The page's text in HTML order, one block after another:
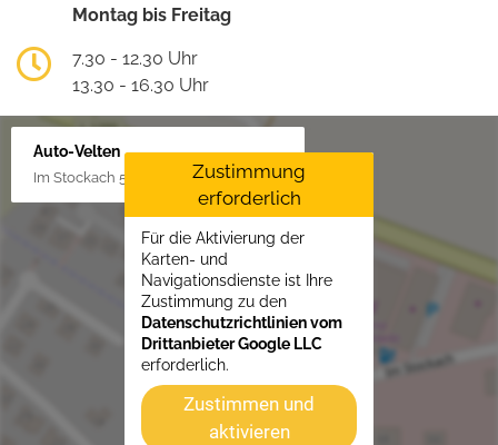
Montag bis Freitag
7.30 - 12.30 Uhr
13.30 - 16.30 Uhr
Auto-Velten
Im Stockach 5, 73235 Weilheim/Teck
Zustimmung
erforderlich
Für die Aktivierung der
Karten- und
Navigationsdienste ist Ihre
Zustimmung zu den
Datenschutzrichtlinien vom
Drittanbieter Google LLC
erforderlich.
Zustimmen und
aktivieren